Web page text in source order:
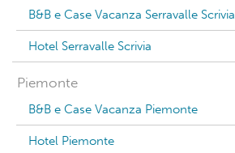
B&B e Case Vacanza Serravalle Scrivia
Hotel Serravalle Scrivia
Piemonte
B&B e Case Vacanza Piemonte
Hotel Piemonte